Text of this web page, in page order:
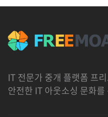
IT 전문가 중개 플랫폼 프
안전한 IT 아웃소싱 문화